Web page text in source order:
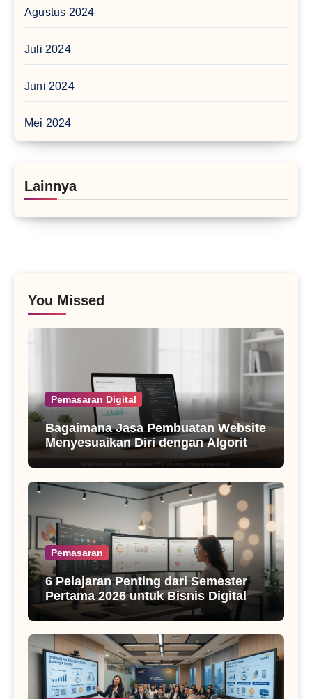
Agustus 2024
Juli 2024
Juni 2024
Mei 2024
Lainnya
You Missed
Pemasaran Digital
Bagaimana Jasa Pembuatan Website
Menyesuaikan Diri dengan Algoritma
SEO Masa Kini
Pemasaran
6 Pelajaran Penting dari Semester
Pertama 2026 untuk Bisnis Digital